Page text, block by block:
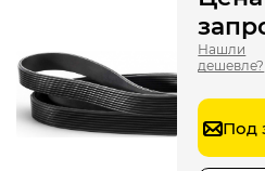
Нашли
дешевле?
Под